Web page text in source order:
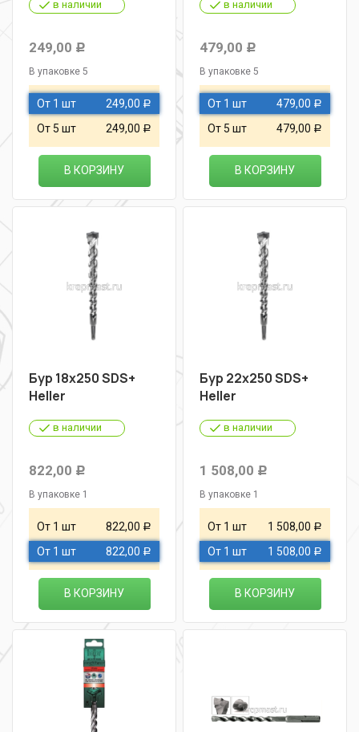
в наличии
249,00 Р
В упаковке 5
От 1 шт 249,00 Р
От 5 шт 249,00 Р
В КОРЗИНУ
в наличии
479,00 Р
В упаковке 5
От 1 шт 479,00 Р
От 5 шт 479,00 Р
В КОРЗИНУ
Бур 18х250 SDS+
Heller
в наличии
822,00 Р
В упаковке 1
От 1 шт 822,00 Р
От 1 шт 822,00 Р
В КОРЗИНУ
Бур 22х250 SDS+
Heller
в наличии
1 508,00 Р
В упаковке 1
От 1 шт 1 508,00 Р
От 1 шт 1 508,00 Р
В КОРЗИНУ